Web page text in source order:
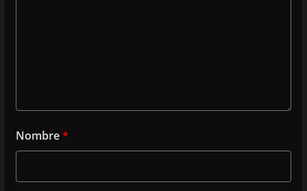
Nombre*